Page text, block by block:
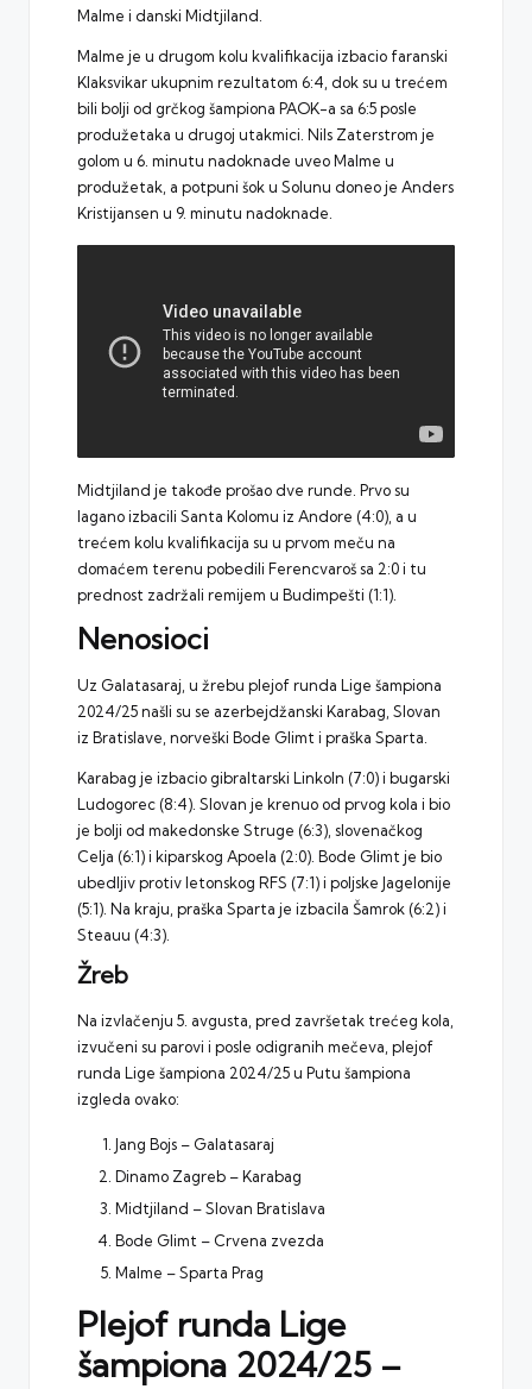
Malme i danski Midtjiland.
Malme je u drugom kolu kvalifikacija izbacio faranski
Klaksvikar ukupnim rezultatom 6:4, dok su u trećem
bili bolji od grčkog šampiona PAOK-a sa 6:5 posle
produžetaka u drugoj utakmici. Nils Zaterstrom je
golom u 6. minutu nadoknade uveo Malme u
produžetak, a potpuni šok u Solunu doneo je Anders
Kristijansen u 9. minutu nadoknade.
Midtjiland je takođe prošao dve runde. Prvo su
lagano izbacili Santa Kolomu iz Andore (4:0), a u
trećem kolu kvalifikacija su u prvom meču na
domaćem terenu pobedili Ferencvaroš sa 2:0 i tu
prednost zadržali remijem u Budimpešti (1:1).
Nenosioci
Uz Galatasaraj, u žrebu plejof runda Lige šampiona
2024/25 našli su se azerbejdžanski Karabag, Slovan
iz Bratislave, norveški Bode Glimt i praška Sparta.
Karabag je izbacio gibraltarski Linkoln (7:0) i bugarski
Ludogorec (8:4). Slovan je krenuo od prvog kola i bio
je bolji od makedonske Struge (6:3), slovenačkog
Celja (6:1) i kiparskog Apoela (2:0). Bode Glimt je bio
ubedljiv protiv letonskog RFS (7:1) i poljske Jagelonije
(5:1). Na kraju, praška Sparta je izbacila Šamrok (6:2) i
Steauu (4:3).
Žreb
Na izvlačenju 5. avgusta, pred završetak trećeg kola,
izvučeni su parovi i posle odigranih mečeva, plejof
runda Lige šampiona 2024/25 u Putu šampiona
izgleda ovako:
Jang Bojs – Galatasaraj
Dinamo Zagreb – Karabag
Midtjiland – Slovan Bratislava
Bode Glimt – Crvena zvezda
Malme – Sparta Prag
Plejof runda Lige
šampiona 2024/25 –